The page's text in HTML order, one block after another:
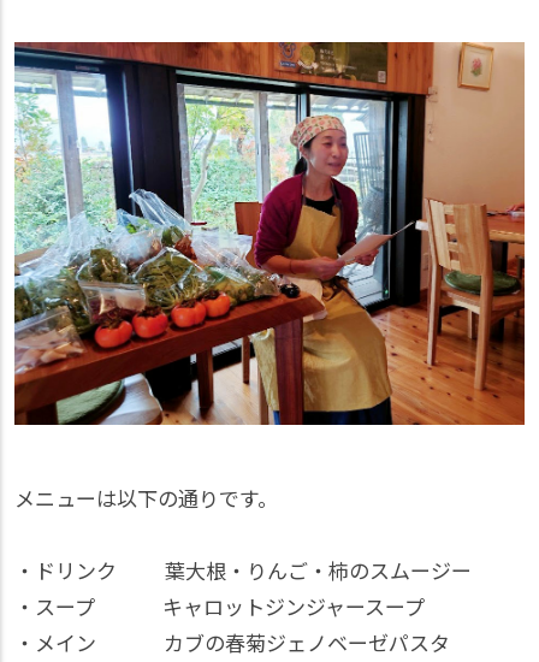
メニューは以下の通りです。
・ドリンク 葉大根・りんご・柿のスムージー
・スープ キャロットジンジャースープ
・メイン カブの春菊ジェノベーゼパスタ